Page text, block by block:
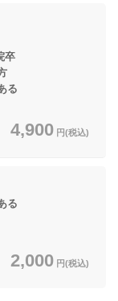
る
4,900 円(税込)
る
2,000 円(税込)